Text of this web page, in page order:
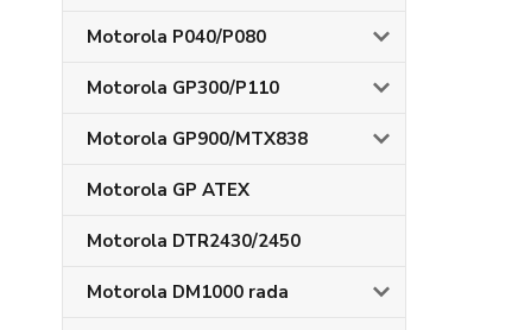
Motorola P040/P080
Motorola GP300/P110
Motorola GP900/MTX838
Motorola GP ATEX
Motorola DTR2430/2450
Motorola DM1000 rada